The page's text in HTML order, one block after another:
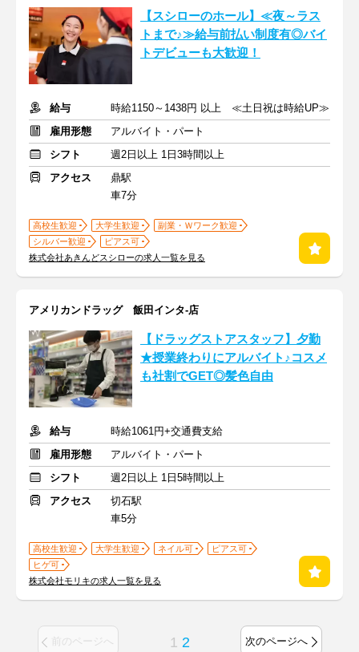
【スシローのホール】≪夜～ラス
トまで♪≫給与前払い制度有◎バイ
トデビューも大歓迎！
給与
時給1150～1438円 以上 ≪土日祝は時給UP≫
雇用形態
アルバイト・パート
シフト
週2日以上 1日3時間以上
アクセス
鼎駅
車7分
高校生歓迎 大学生歓迎
副業・Ｗワーク歓迎
シルバー歓迎
ピアス可
株式会社あきんどスシローの求人一覧を見る
アメリカンドラッグ 飯田インタ-店
【ドラッグストアスタッフ】夕勤
★授業終わりにアルバイト♪コスメ
も社割でGET◎髪色自由
給与
時給1061円+交通費支給
雇用形態
アルバイト・パート
シフト
週2日以上 1日5時間以上
アクセス
切石駅
車5分
高校生歓迎 大学生歓迎 ネイル可
ピアス可
ヒゲ可
株式会社モリキの求人一覧を見る
前のページへ 1 2 次のページへ